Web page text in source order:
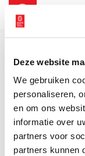
Deze website
We gebruiken
personaliseren,
en om ons
informatie over
partners voor
partners kunnen